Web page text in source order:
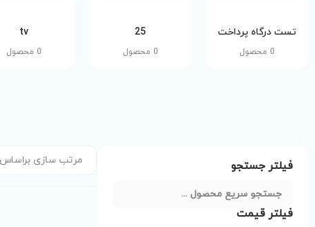
تست درگاه پرداخت
0 محصول
25
0 محصول
tv
0 محصول
فیلتر جستجو
فیلتر قیمت